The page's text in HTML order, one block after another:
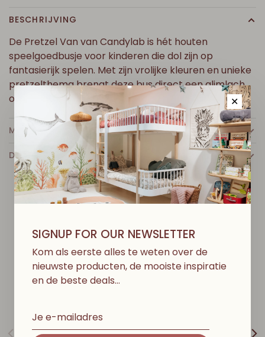
BESCHRIJVING
De Pretzel Van van Candylab is hét houten
speelgoedbusje voor kinderen die dol zijn op
fantasierijk spelen. Met zijn vrolijke kleuren en unieke
pretzelthema brengt deze bus direct een glimlach
op je gezicht.
MEER INFO
DETAILS
TVINDJE MISSCHIENOO
✕
SIGNUP FOR OUR NEWSLETTER
Kom als eerste alles te weten over de
nieuwste producten, de mooiste inspiratie
en de beste deals…